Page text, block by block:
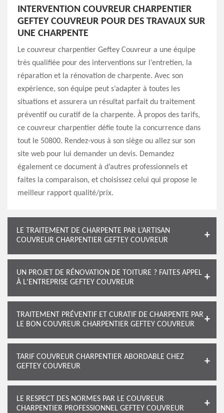
INTERVENTION COUVREUR CHARPENTIER
GEFTEY COUVREUR POUR DES TRAVAUX SUR
UNE CHARPENTE
Le couvreur charpentier Geftey Couvreur a une équipe
très qualifiée pour des interventions sur l’entretien, la
réparation et la rénovation de charpente. Avec son
expérience, son équipe peut s’adapter à toutes les
situations et assurera un résultat parfait du traitement
préventif ou curatif de la charpente. À propos des tarifs,
ce couvreur charpentier défie toute la concurrence dans
tout le 50800. Rendez-vous à son siège ou allez sur son
site web pour lui demander un devis. Demandez
également ce document à d’autres professionnels et
faites la comparaison, et choisissez celui qui propose le
meilleur rapport qualité/prix.
LE TRAITEMENT DE CHARPENTE PAR L’ARTISAN
COUVREUR CHARPENTIER GEFTEY COUVREUR
UN PROJET DE RÉNOVATION DE TOITURE ? FAITES APPEL
À L'ENTREPRISE GEFTEY COUVREUR
TRAITEMENT PRÉVENTIF ET CURATIF DE CHARPENTE PAR
LE BON COUVREUR CHARPENTIER GEFTEY COUVREUR
TARIF COUVREUR CHARPENTIER ABORDABLE CHEZ
GEFTEY COUVREUR
LE RESPECT DES NORMES PAR LE COUVREUR
CHARPENTIER PROFESSIONNEL GEFTEY COUVREUR